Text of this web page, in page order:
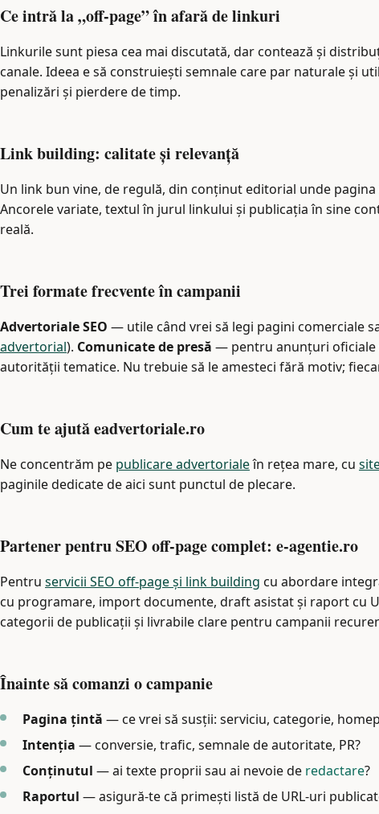
Ce intră la „off-page” în afară de linkuri
Linkurile sunt piesa cea mai discutată, dar contează și
canale. Ideea e să construiești semnale care par naturale și
penalizări și pierdere de timp.
Link building: calitate și relevanță
Un link bun vine, de regulă, din conținut editorial unde
Ancorele variate, textul în jurul linkului și publicația în sine
reală.
Trei formate frecvente în campanii
Advertoriale SEO — utile când vrei să legi pagini comerciale
advertorial). Comunicate de presă — pentru anunțuri oficiale
autorității tematice. Nu trebuie să le amesteci fără motiv;
Cum te ajută eadvertoriale.ro
Ne concentrăm pe publicare advertorialeîn rețea mare, cu
paginile dedicate de aici sunt punctul de plecare.
Partener pentru SEO off-page complet: e-agentie.ro
Pentru servicii SEO off-page și link building cu abordare
cu programare, import documente, draft asistat și raport cu
categorii de publicații și livrabile clare pentru campanii
Înainte să comanzi o campanie
Pagina țintă — ce vrei să susții: serviciu, categorie,
Intenția — conversie, trafic, semnale de autoritate, PR?
Conținutul — ai texte proprii sau ai nevoie de redactare?
Raportul — asigură-te că primești listă de URL-uri